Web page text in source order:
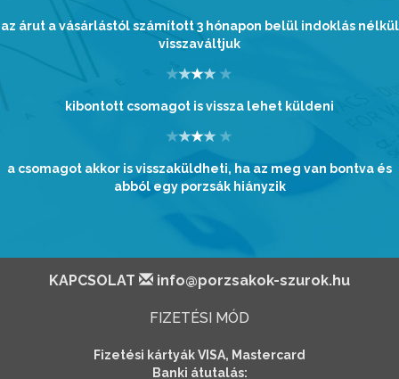
az árut a vásárlástól számított 3 hónapon belül indoklás nélkül
visszaváltjuk
kibontott csomagot is vissza lehet küldeni
a csomagot akkor is visszaküldheti, ha az meg van bontva és
abból egy porzsák hiányzik
KAPCSOLAT info@porzsakok-szurok.hu
FIZETÉSI MÓD
Fizetési kártyák VISA, Mastercard
Banki átutalás: